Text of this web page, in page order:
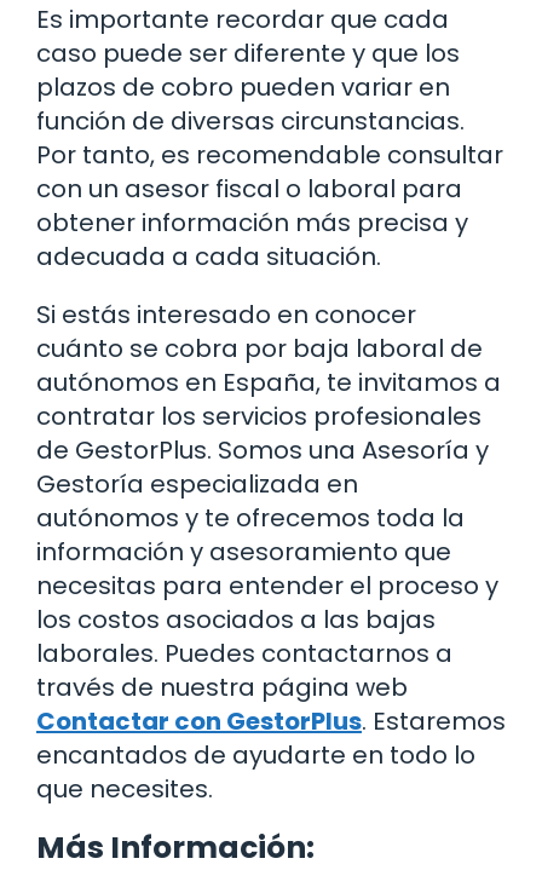
Es importante recordar que cada
caso puede ser diferente y que los
plazos de cobro pueden variar en
función de diversas circunstancias.
Por tanto, es recomendable consultar
con un asesor fiscal o laboral para
obtener información más precisa y
adecuada a cada situación.
Si estás interesado en conocer
cuánto se cobra por baja laboral de
autónomos en España, te invitamos a
contratar los servicios profesionales
de GestorPlus. Somos una Asesoría y
Gestoría especializada en
autónomos y te ofrecemos toda la
información y asesoramiento que
necesitas para entender el proceso y
los costos asociados a las bajas
laborales. Puedes contactarnos a
través de nuestra página web
Contactar con GestorPlus. Estaremos
encantados de ayudarte en todo lo
que necesites.
Más Información: